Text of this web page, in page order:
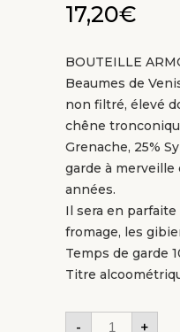
17,20€
BOUTEILLE
Beaumes de
non filtré, élevé
chêne
Grenache, 25%
garde à
années.
Il sera en
fromage, les
Temps de garde
Titre
- +